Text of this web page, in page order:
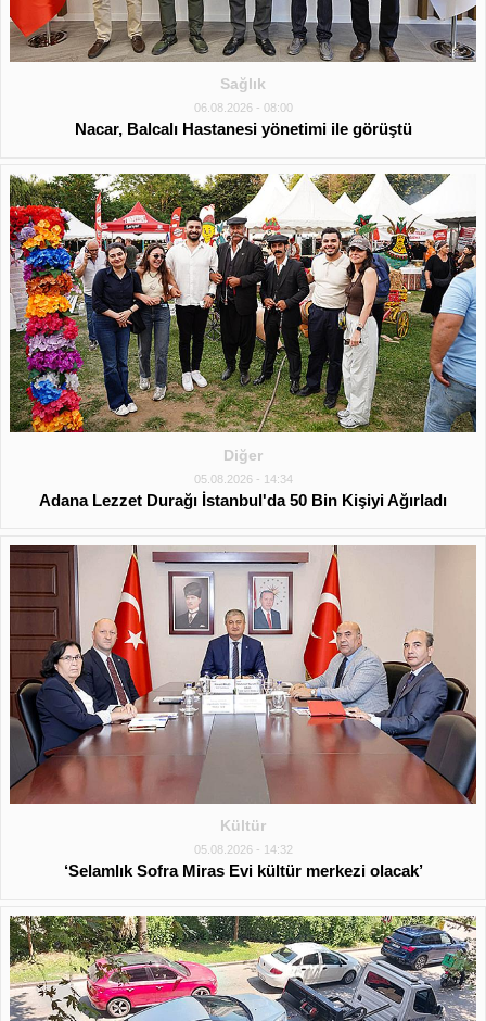
Sağlık
06.08.2026 - 08:00
Nacar, Balcalı Hastanesi yönetimi ile görüştü
Diğer
05.08.2026 - 14:34
Adana Lezzet Durağı İstanbul'da 50 Bin Kişiyi Ağırladı
Kültür
05.08.2026 - 14:32
‘Selamlık Sofra Miras Evi kültür merkezi olacak’